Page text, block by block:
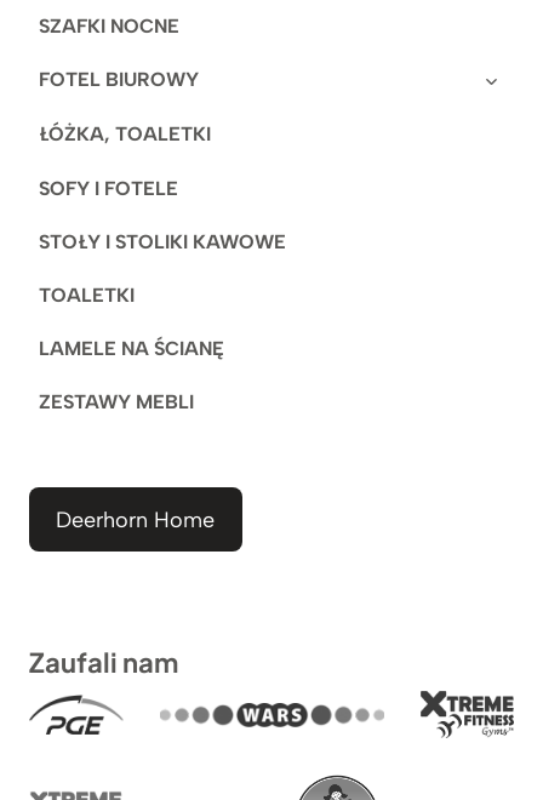
SZAFKI NOCNE
FOTEL BIUROWY
ŁÓŻKA, TOALETKI
SOFY I FOTELE
STOŁY I STOLIKI KAWOWE
TOALETKI
LAMELE NA ŚCIANĘ
ZESTAWY MEBLI
Deerhorn Home
Zaufali nam